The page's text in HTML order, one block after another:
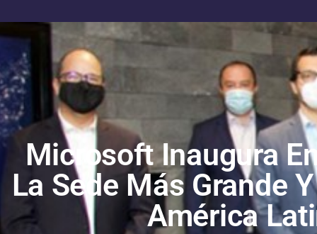
Microsoft Inaugura
La Sede Más Grande
América